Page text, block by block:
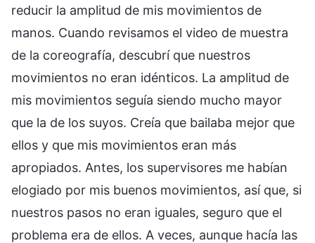
reducir la amplitud de mis movimientos de
manos. Cuando revisamos el video de muestra
de la coreografía, descubrí que nuestros
movimientos no eran idénticos. La amplitud de
mis movimientos seguía siendo mucho mayor
que la de los suyos. Creía que bailaba mejor que
ellos y que mis movimientos eran más
apropiados. Antes, los supervisores me habían
elogiado por mis buenos movimientos, así que, si
nuestros pasos no eran iguales, seguro que el
problema era de ellos. A veces, aunque hacía las